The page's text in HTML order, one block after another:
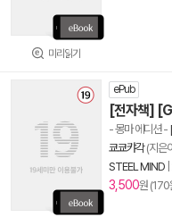
미리읽기
ePub
[전자책]
- 몽마 에디션-
쿄쿄캬각(지은
STEEL MIND
3,500원 (170